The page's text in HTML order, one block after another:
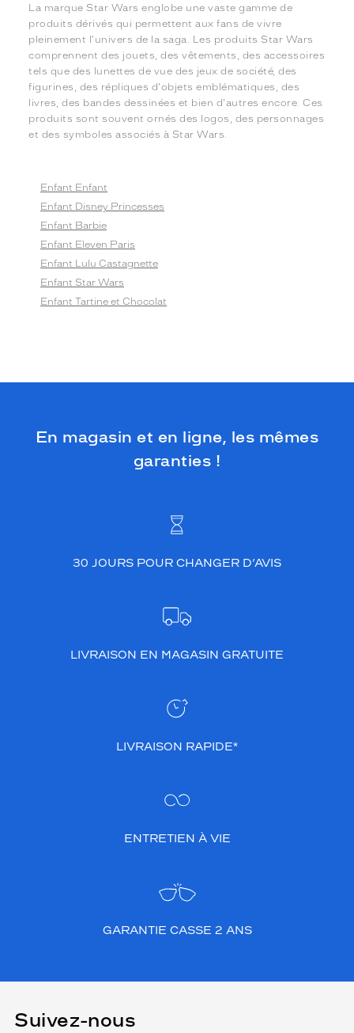
La marque Star Wars englobe une vaste gamme de
produits dérivés qui permettent aux fans de vivre
pleinement l'univers de la saga. Les produits Star Wars
comprennent des jouets, des vêtements, des accessoires
tels que des lunettes de vue des jeux de société, des
figurines, des répliques d'objets emblématiques, des
livres, des bandes dessinées et bien d'autres encore. Ces
produits sont souvent ornés des logos, des personnages
et des symboles associés à Star Wars.
Enfant Enfant
Enfant Disney Princesses
Enfant Barbie
Enfant Eleven Paris
Enfant Lulu Castagnette
Enfant Star Wars
Enfant Tartine et Chocolat
En magasin et en ligne, les mêmes
garanties !
30 JOURS POUR CHANGER D’AVIS
LIVRAISON EN MAGASIN GRATUITE
LIVRAISON RAPIDE*
ENTRETIEN À VIE
GARANTIE CASSE 2 ANS
Suivez-nous